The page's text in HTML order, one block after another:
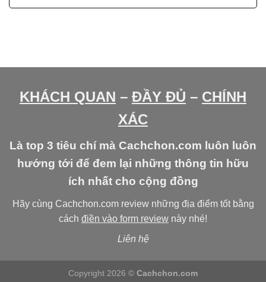
KHÁCH QUAN – ĐẦY ĐỦ – CHÍNH
XÁC
Là top 3 tiêu chí mà Cachchon.com luôn luôn
hướng tới để đem lại những thông tin hữu
ích nhất cho cộng đồng
Hãy cùng Cachchon.com review những địa điểm tốt bằng
cách điền vào form review này nhé!
Liên hệ
Copyright 2026 © Cachchon.com